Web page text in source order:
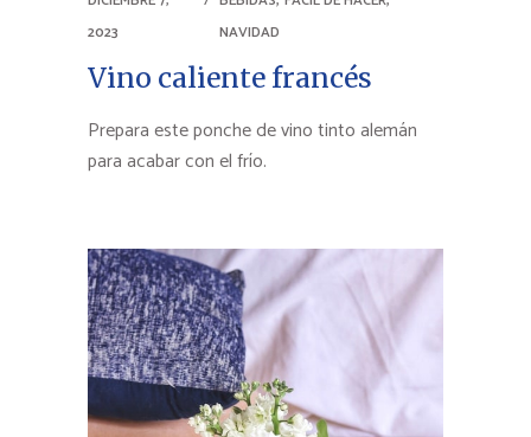
2023
NAVIDAD
Vino caliente francés
Prepara este ponche de vino tinto alemán
para acabar con el frío.